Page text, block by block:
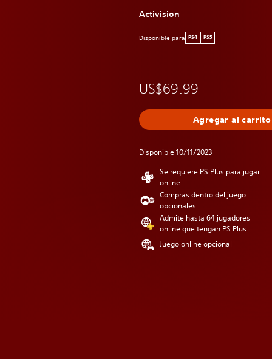
Activision
Disponible para PS4 PS5
US$69.99
Agregar al carrito
Disponible 10/11/2023
Se requiere PS Plus para jugar
online
Compras dentro del juego
opcionales
Admite hasta 64 jugadores
online que tengan PS Plus
Juego online opcional